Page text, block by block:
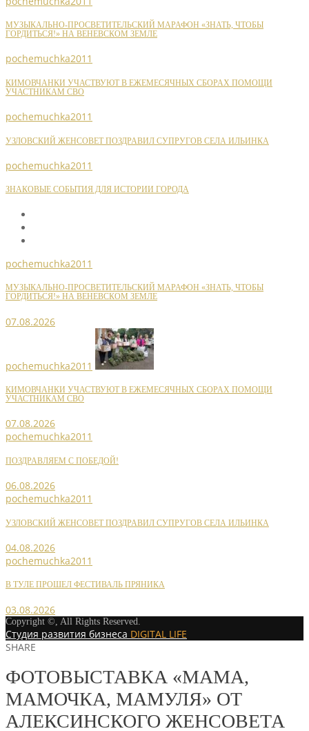
МУЗЫКАЛЬНО-ПРОСВЕТИТЕЛЬСКИЙ МАРАФОН «ЗНАТЬ, ЧТОБЫ
ГОРДИТЬСЯ!» НА ВЕНЕВСКОМ ЗЕМЛЕ
pochemuchka2011
КИМОВЧАНКИ УЧАСТВУЮТ В ЕЖЕМЕСЯЧНЫХ СБОРАХ ПОМОЩИ
УЧАСТНИКАМ СВО
pochemuchka2011
УЗЛОВСКИЙ ЖЕНСОВЕТ ПОЗДРАВИЛ СУПРУГОВ СЕЛА ИЛЬИНКА
pochemuchka2011
ЗНАКОВЫЕ СОБЫТИЯ ДЛЯ ИСТОРИИ ГОРОДА
pochemuchka2011
МУЗЫКАЛЬНО-ПРОСВЕТИТЕЛЬСКИЙ МАРАФОН «ЗНАТЬ, ЧТОБЫ
ГОРДИТЬСЯ!» НА ВЕНЕВСКОМ ЗЕМЛЕ
07.08.2026
pochemuchka2011
КИМОВЧАНКИ УЧАСТВУЮТ В ЕЖЕМЕСЯЧНЫХ СБОРАХ ПОМОЩИ
УЧАСТНИКАМ СВО
07.08.2026
pochemuchka2011
ПОЗДРАВЛЯЕМ С ПОБЕДОЙ!
06.08.2026
pochemuchka2011
УЗЛОВСКИЙ ЖЕНСОВЕТ ПОЗДРАВИЛ СУПРУГОВ СЕЛА ИЛЬИНКА
04.08.2026
pochemuchka2011
В ТУЛЕ ПРОШЕЛ ФЕСТИВАЛЬ ПРЯНИКА
03.08.2026
Copyright ©, All Rights Reserved.
Студия развития бизнеса DIGITAL LIFE
SHARE
ФОТОВЫСТАВКА «МАМА,
МАМОЧКА, МАМУЛЯ» ОТ
АЛЕКСИНСКОГО ЖЕНСОВЕТА